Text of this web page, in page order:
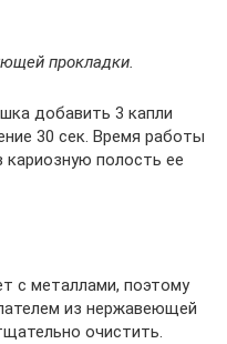
прокладки.
добавить 3 капли
30 сек. Время работы
полость ее
с металлами, поэтому
из нержавеющей
очистить.